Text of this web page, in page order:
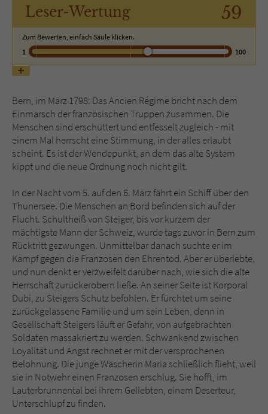
Leser-Wertung 59
Zum Bewerten, einfach Säule klicken.
1
100
Bern, im März 1798: Das Ancien Régime bricht nach dem
Einmarsch der französischen Truppen zusammen. Die
Menschen sind erschüttert und entfesselt zugleich - mit
einem Mal herrscht eine Stimmung, in der alles erlaubt
scheint. Es ist der Wendepunkt, an dem das alte System
kippt und die neue Ordnung noch nicht gilt.
In der Nacht vom 5. auf den 6. März fährt ein Schiff über den
Thunersee. Die Menschen an Bord befinden sich auf der
Flucht. Schultheiß von Steiger, bis vor kurzem der
mächtigste Mann der Schweiz, wurde tags zuvor in Bern zum
Rücktritt gezwungen. Unmittelbar danach suchte er im
Kampf gegen die Franzosen den Ehrentod. Aber er überlebte,
und nun denkt er verzweifelt darüber nach, wie sich die alte
Herrschaft zurückerobern ließe. An seiner Seite ist Korporal
Dubi, zu Steigers Schutz befohlen. Er fürchtet um seine
zurückgelassene Familie und um sein Leben, denn in
Gesellschaft Steigers läuft er Gefahr, von aufgebrachten
Soldaten massakriert zu werden. Schwankend zwischen
Loyalität und Angst rechnet er mit der versprochenen
Belohnung. Die junge Wäscherin Maria schließlich flieht, weil
sie in Notwehr einen Franzosen erschlug. Sie hofft, im
Lauterbrunnental bei ihrem Geliebten, einem Deserteur,
Unterschlupf zu finden.
Name tx_pwcomments_ahash
Anbieter Literatur-Couch Medien GmbH & Co. KG
Zweck Cookie für Kommentare einzelner Buchtitel
Name fe_typo_user
Laufzeit Session
Zweck
Dieses Cookie gewährleistet die
Kommunikation der Webseite mit dem
Benutzer. Es wird benötigt um z. B. den
Sicherheitscode des Kontaktformulars zu
überprüfen.